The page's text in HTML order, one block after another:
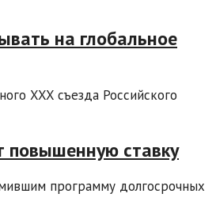
на глобальное
XXX съезда Российского
повышенную ставку
программу долгосрочных